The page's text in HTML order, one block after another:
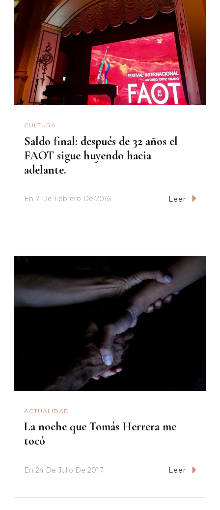
CULTURA
Saldo final: después de 32 años el
FAOT sigue huyendo hacia
adelante.
En 7 De Febrero De 2016 Leer
ACTUALIDAD
La noche que Tomás Herrera me
tocó
En 24 De Julio De 2017 Leer